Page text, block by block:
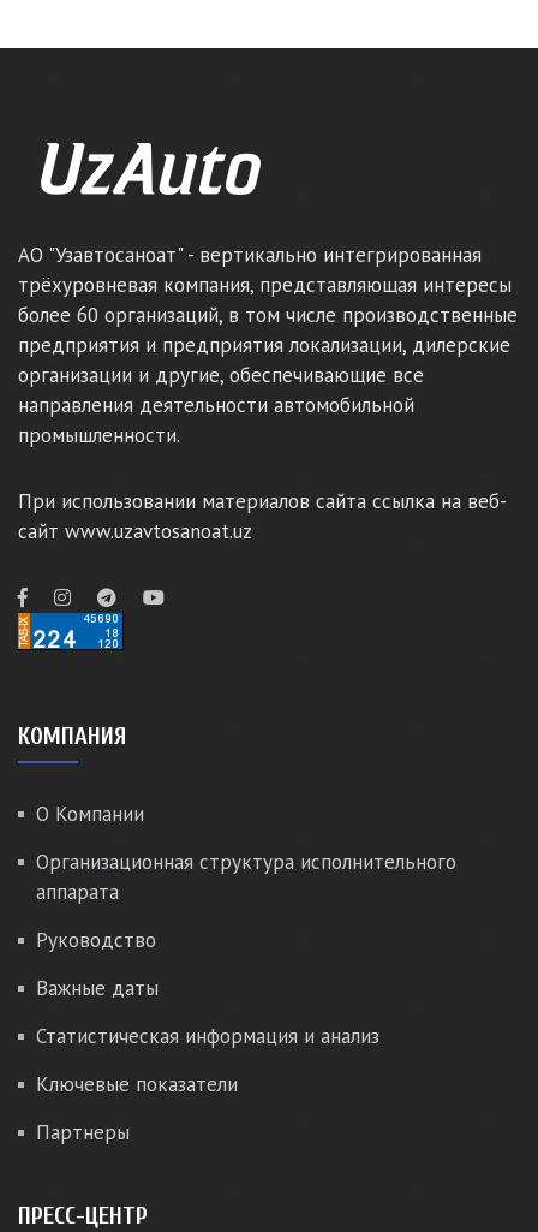
АО "Узавтосаноат" - вертикально интегрированная
трёхуровневая компания, представляющая интересы
более 60 организаций, в том числе производственные
предприятия и предприятия локализации, дилерские
организации и другие, обеспечивающие все
направления деятельности автомобильной
промышленности.
При использовании материалов сайта ссылка на веб-
сайт www.uzavtosanoat.uz
КОМПАНИЯ
О Компании
Организационная структура исполнительного
аппарата
Руководство
Важные даты
Статистическая информация и анализ
Ключевые показатели
Партнеры
ПРЕСС-ЦЕНТР